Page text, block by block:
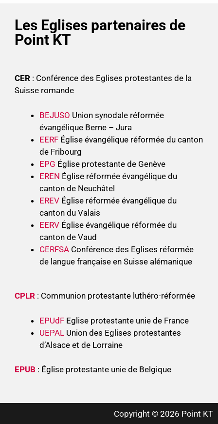
Les Eglises partenaires de
Point KT
CER : Conférence des Eglises protestantes de la
Suisse romande
BEJUSO Union synodale réformée
évangélique Berne – Jura
EERF Église évangélique réformée du canton
de Fribourg
EPG Église protestante de Genève
EREN Église réformée évangélique du
canton de Neuchâtel
EREV Église réformée évangélique du
canton du Valais
EERV Église évangélique réformée du
canton de Vaud
CERFSA Conférence des Eglises réformée
de langue française en Suisse alémanique
CPLR : Communion protestante luthéro-réformée
EPUdF Eglise protestante unie de France
UEPAL Union des Eglises protestantes
d’Alsace et de Lorraine
EPUB : Église protestante unie de Belgique
Copyright © 2026 Point KT